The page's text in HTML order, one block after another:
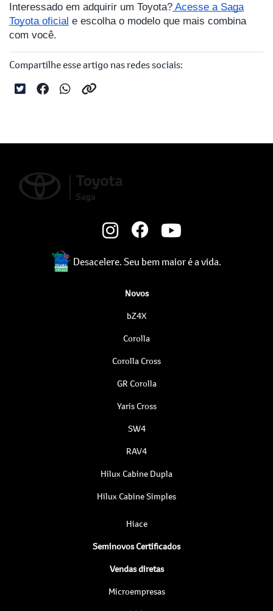
Interessado em adquirir um Toyota? Acesse a Saga
Toyota oficial e escolha o modelo que mais combina
com você.
Compartilhe esse artigo nas redes sociais:
Desacelere. Seu bem maior é a vida.
Novos
bZ4X
Corolla
Corolla Cross
GR Corolla
Yaris Cross
SW4
RAV4
Hilux Cabine Dupla
Hilux Cabine Simples
Hiace
Seminovos Certificados
Vendas diretas
Microempresas